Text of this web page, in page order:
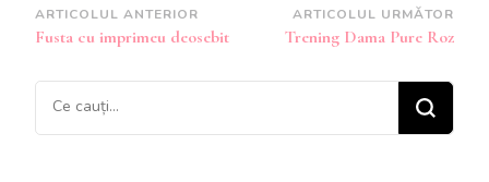
Navigare
în
articole
ARTICOLUL ANTERIOR
Fusta cu imprimeu deosebit
ARTICOLUL URMĂTOR
Trening Dama Pure Roz
Cauți
ceva?